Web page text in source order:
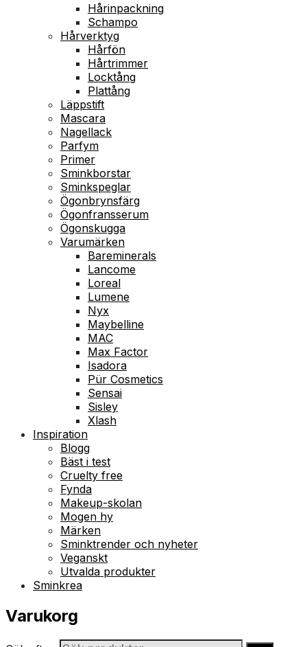
Hårinpackning
Schampo
Hårverktyg
Hårfön
Hårtrimmer
Locktång
Plattång
Läppstift
Mascara
Nagellack
Parfym
Primer
Sminkborstar
Sminkspeglar
Ögonbrynsfärg
Ögonfransserum
Ögonskugga
Varumärken
Bareminerals
Lancome
Loreal
Lumene
Nyx
Maybelline
MAC
Max Factor
Isadora
Pür Cosmetics
Sensai
Sisley
Xlash
Inspiration
Blogg
Bäst i test
Cruelty free
Fynda
Makeup-skolan
Mogen hy
Märken
Sminktrender och nyheter
Veganskt
Utvalda produkter
Sminkrea
Varukorg